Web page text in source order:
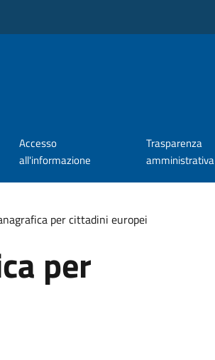
Accesso
all'informazione
Trasparenza
amministrativa
per cittadini europei
per